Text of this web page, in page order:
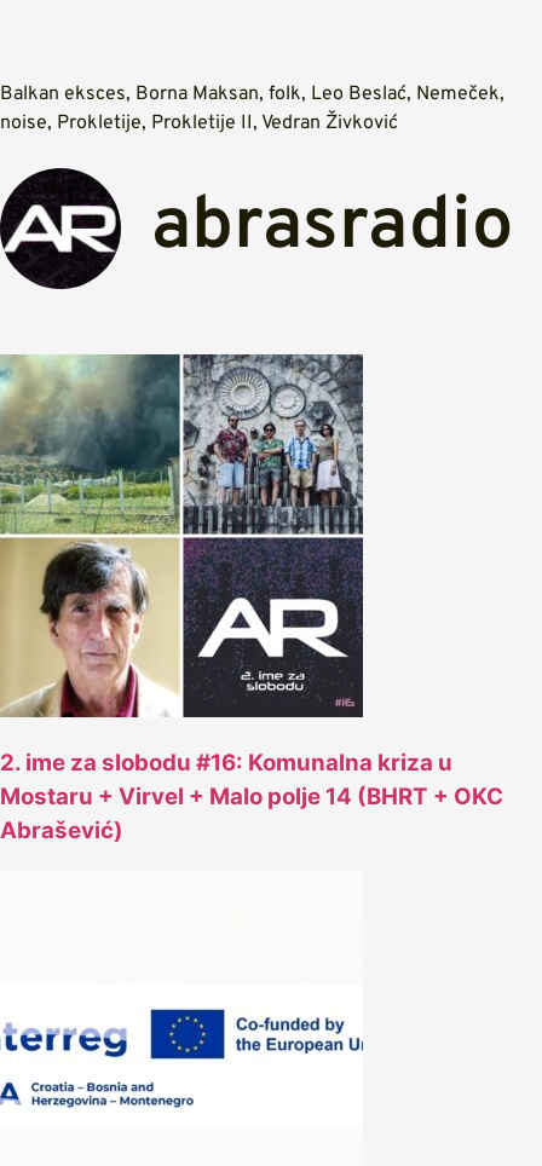
Balkan eksces, Borna Maksan, folk, Leo Beslać, Nemeček,
noise, Prokletije, Prokletije II, Vedran Živković
abrasradio
2. ime za slobodu #16: Komunalna kriza u
Mostaru + Virvel + Malo polje 14 (BHRT + OKC
Abrašević)